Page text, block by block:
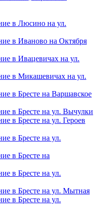
в Люсино на ул.
в Иваново на Октября
в Ивацевичах на ул.
в Микашевичах на ул.
в Бресте на Варшавское
в Бресте на ул. Вычулки
в Бресте на ул. Героев
в Бресте на ул.
в Бресте на
в Бресте на ул.
в Бресте на ул. Мытная
в Бресте на ул.